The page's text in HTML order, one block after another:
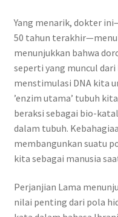
Yang menarik, dokter
50 tahun
menunjukkan bahwa
seperti yang muncul
menstimulasi DNA kita
’enzim utama’ tubuh
beraksi sebagai bio-
dalam tubuh.
membangunkan suatu
kita sebagai manusia
Perjanjian Lama
nilai penting dari pola